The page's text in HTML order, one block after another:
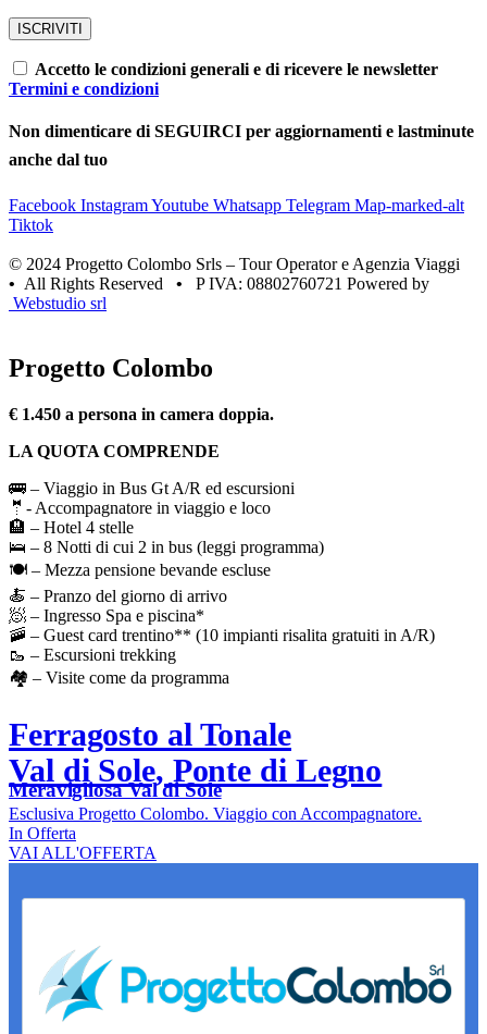
Accetto le condizioni generali e di ricevere le newsletter
Termini e condizioni
Non dimenticare di SEGUIRCI per aggiornamenti e lastminute
anche dal tuo
Facebook InstagramYoutube Whatsapp Telegram Map-marked-alt
Tiktok
© 2024 Progetto Colombo Srls – Tour Operator e Agenzia Viaggi
• All Rights Reserved • P IVA: 08802760721 Powered by
Webstudio srl
Progetto Colombo
€ 1.450 a persona in camera doppia.
LA QUOTA COMPRENDE
🚌 – Viaggio in Bus Gt A/R ed escursioni
🤵- Accompagnatore in viaggio e loco
🏨 – Hotel 4 stelle
🛌 – 8 Notti di cui 2 in bus (leggi programma)
🍽️ – Mezza pensione bevande escluse
🍝 – Pranzo del giorno di arrivo
🧖 – Ingresso Spa e piscina*
🚠 – Guest card trentino** (10 impianti risalita gratuiti in A/R)
🥾 – Escursioni trekking
🏘️ – Visite come da programma
Ferragosto al Tonale
Val di Sole, Ponte di Legno
Meravigliosa Val di Sole
Esclusiva Progetto Colombo. Viaggio con Accompagnatore.
In Offerta
VAI ALL'OFFERTA